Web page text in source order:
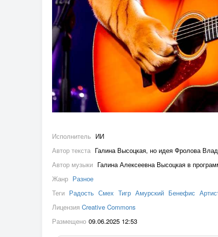
Исполнитель ИИ
Автор текста Галина Высоцкая, но идея Фролова
Автор музыки Галина Алексеевна Высоцкая в
Жанр Разное
Теги Радость Смех Тигр Амурский Бенефис
Лицензия Creative Commons
Размещено 09.06.2025 12:53